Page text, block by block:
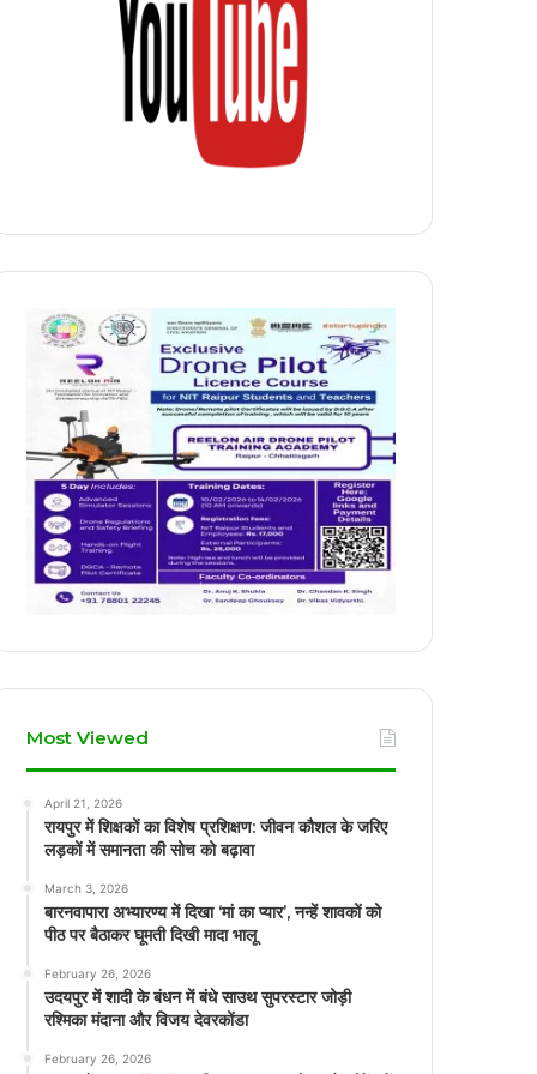
Most Viewed
April 21, 2026
रायपुर में शिक्षकों का विशेष प्रशिक्षण: जीवन कौशल के जरिए
लड़कों में समानता की सोच को बढ़ावा
March 3, 2026
बारनवापारा अभ्यारण्य में दिखा ‘मां का प्यार’, नन्हें शावकों को
पीठ पर बैठाकर घूमती दिखी मादा भालू
February 26, 2026
उदयपुर में शादी के बंधन में बंधे साउथ सुपरस्टार जोड़ी
रश्मिका मंदाना और विजय देवरकोंडा
February 26, 2026